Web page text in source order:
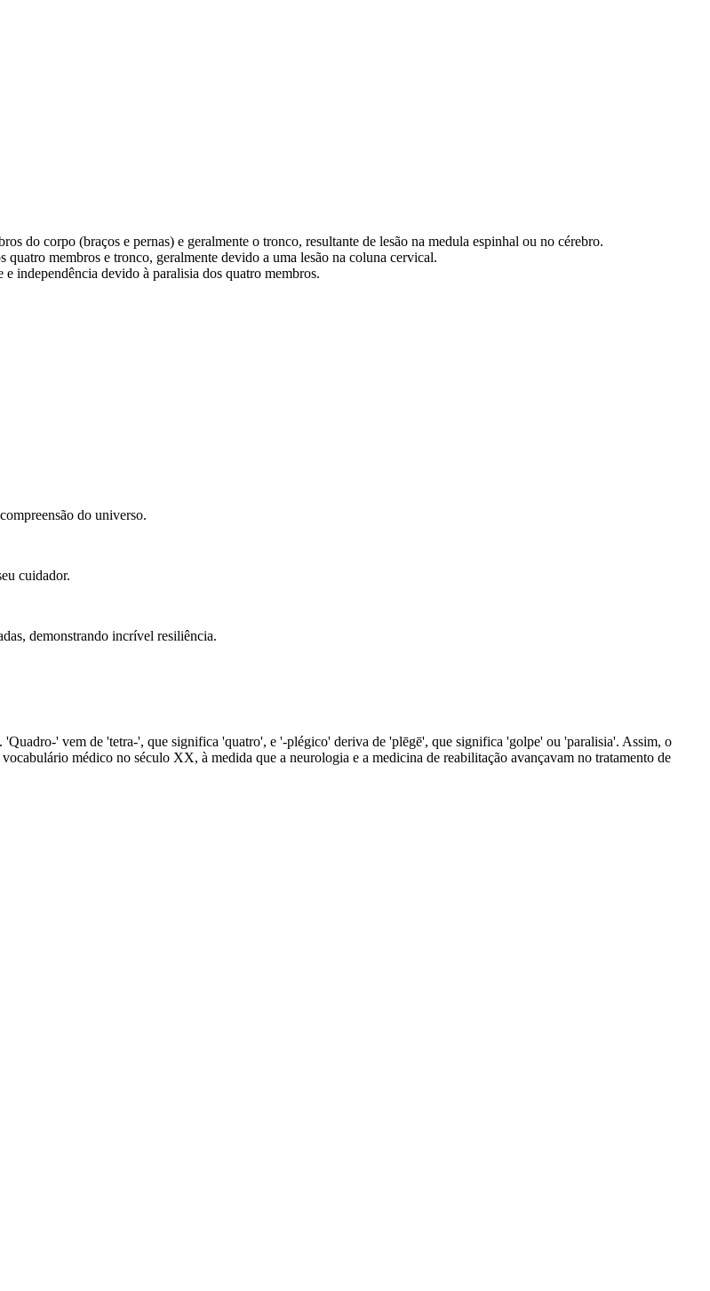
do corpo (braços e pernas) e geralmente o tronco, resultante de lesão na medula espinhal ou no cérebro.
membros e tronco, geralmente devido a uma lesão na coluna cervical.
independência devido à paralisia dos quatro membros.
do universo.
cuidador.
demonstrando incrível resiliência.
' vem de 'tetra-', que significa 'quatro', e '-plégico' deriva de 'plēgē', que significa 'golpe' ou 'paralisia'. Assim, o
médico no século XX, à medida que a neurologia e a medicina de reabilitação avançavam no tratamento de